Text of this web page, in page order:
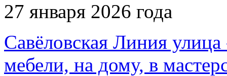
27 января 2026 года
Савёловская Линия
мебели, на дому, в